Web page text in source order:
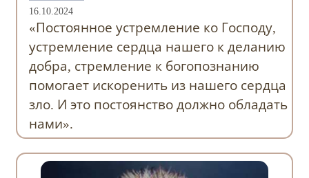
16.10.2024
«Постоянное устремление ко Господу,
устремление сердца нашего к деланию
добра, стремление к богопознанию
помогает искоренить из нашего сердца
зло. И это постоянство должно обладать
нами».